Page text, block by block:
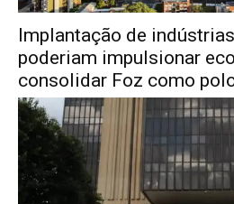
Implantação de
poderiam impulsionar
consolidar Foz como